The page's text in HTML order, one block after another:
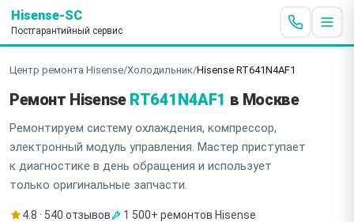
Hisense-SC
Постгарантийный сервис
Центр ремонта Hisense/Холодильник/Hisense RT641N4AF1
Ремонт Hisense RT641N4AF1 в Москве
Ремонтируем систему охлаждения, компрессор,
электронный модуль управления. Мастер приступает
к диагностике в день обращения и использует
только оригинальные запчасти.
4.8 · 540 отзывов
1 500+ ремонтов Hisense